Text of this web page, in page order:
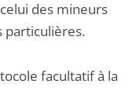
des mineurs
particulières.
facultatif à la